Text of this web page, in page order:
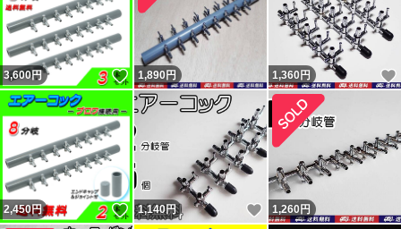
ントと異なる不適当または誤評価です（9割以上がヤフー
フリマ購入者）。 ペイペイフリマ（現ヤフーフリマ）で
は問題なければ『普通（どちらでもない）』評価（コメン
トは良い取引が出来ました）をする人が多くて出品者から
不評だった為、『どちらでもない』の評価は2022年7月に
廃止されました。
落札後に即発送、翌日発送を要求してくる人が結構います
が事前に質問欄から確認するか他で購入してください。
3,600円 いいね！
1,890円 1,360 円
2,450円 いいね！
1,140円 いいね！
1,260円